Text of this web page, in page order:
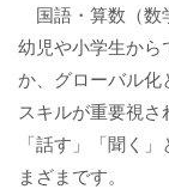
国語・算数（数
幼児や小学生から
か、グローバル
スキルが重要視さ
「話す」「聞く
まざまです。